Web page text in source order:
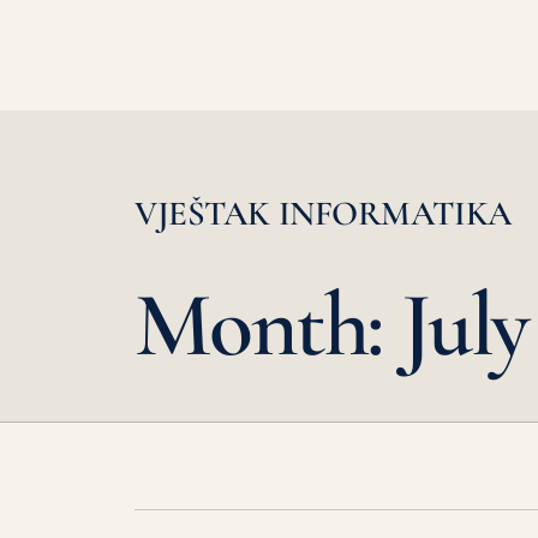
VJEŠTAK INFORMATIKA
Month: July